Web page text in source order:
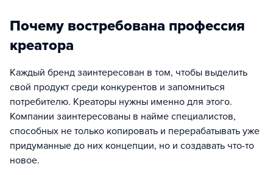
Почему востребована профессия
креатора
Каждый бренд заинтересован в том, чтобы выделить
свой продукт среди конкурентов и запомниться
потребителю. Креаторы нужны именно для этого.
Компании заинтересованы в найме специалистов,
способных не только копировать и перерабатывать уже
придуманные до них концепции, но и создавать что-то
новое.